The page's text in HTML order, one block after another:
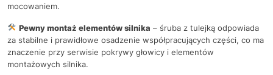
mocowaniem.
Pewny montaż elementów silnika – śruba z tulejką odpowiada
za stabilne i prawidłowe osadzenie współpracujących części, co ma
znaczenie przy serwisie pokrywy głowicy i elementów
montażowych silnika.